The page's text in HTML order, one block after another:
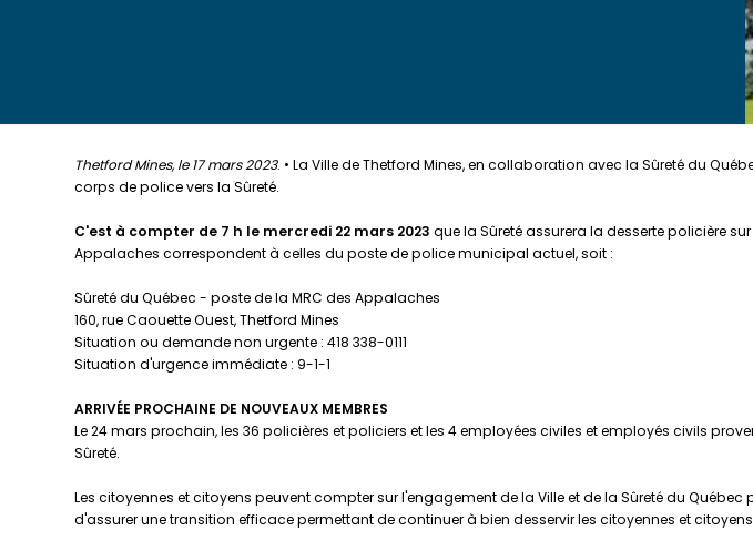
Thetford Mines, le 17 mars 2023. • La Ville de Thetford Mines, en collaboration avec la Sûreté du
corps de police vers la Sûreté.
C'est à compter de 7 h le mercredi 22 mars 2023 que la Sûreté assurera la desserte policière
Appalaches correspondent à celles du poste de police municipal actuel, soit :
Sûreté du Québec - poste de la MRC des Appalaches
160, rue Caouette Ouest, Thetford Mines
Situation ou demande non urgente : 418 338-0111
Situation d'urgence immédiate : 9-1-1
ARRIVÉE PROCHAINE DE NOUVEAUX MEMBRES
Le 24 mars prochain, les 36 policières et policiers et les 4 employées civiles et employés civils
Sûreté.
Les citoyennes et citoyens peuvent compter sur l'engagement de la Ville et de la Sûreté du
d'assurer une transition efficace permettant de continuer à bien desservir les citoyennes et citoyens